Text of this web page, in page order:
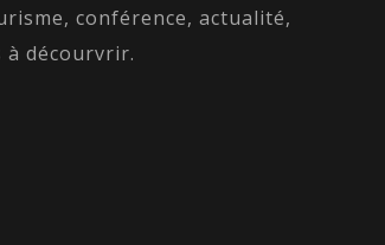
conférence, actualité,
à décourvrir.